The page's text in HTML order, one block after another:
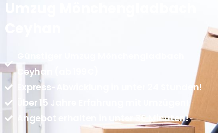
Ceyhan (ab 199€)
Express-Abwicklung in unter 24 Stunden!
Über 15 Jahre Erfahrung mit Umzügen!
Angebot erhalten in unter 30 Minuten!